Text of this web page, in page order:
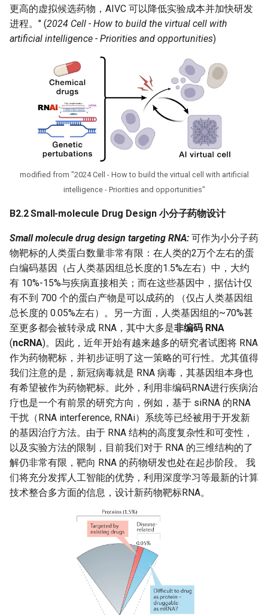
更高的虚拟候选药物，AIVC 可以降低实验成本并加快研发
进程。" (2024 Cell - How to build the virtual cell with
artificial intelligence - Priorities and opportunities)
modified from "2024 Cell - How to build the virtual cell with artificial
intelligence - Priorities and opportunities"
B2.2Small-molecule Drug Design 小分子药物设计
Small molecule drug design targeting RNA: 可作为小分子药
物靶标的人类蛋白数量非常有限：在人类的2万个左右的蛋
白编码基因（占人类基因组总长度的1.5%左右）中，大约
有 10%-15%与疾病直接相关；而在这些基因中，据估计仅
有不到 700 个的蛋白产物是可以成药的 （仅占人类基因组
总长度的 0.05%左右）。另一方面，人类基因组的~70%甚
至更多都会被转录成 RNA，其中大多是非编码 RNA
(ncRNA)。因此，近年开始有越来越多的研究者试图将 RNA
作为药物靶标，并初步证明了这一策略的可行性。尤其值得
我们注意的是，新冠病毒就是 RNA 病毒，其基因组本身也
有希望被作为药物靶标。此外，利用非编码RNA进行疾病治
疗也是一个有前景的研究方向，例如，基于 siRNA 的RNA
干扰（RNA interference, RNAi）系统等已经被用于开发新
的基因治疗方法。由于 RNA 结构的高度复杂性和可变性，
以及实验方法的限制，目前我们对于 RNA 的三维结构的了
解仍非常有限，靶向 RNA 的药物研发也处在起步阶段。 我
们将充分发挥人工智能的优势，利用深度学习等最新的计算
技术整合多方面的信息，设计新药物靶标RNA。